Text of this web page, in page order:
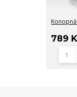
789